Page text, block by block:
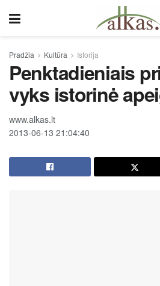
Pradžia Kultūra Istorija
Penktadieniais
vyks istorinė
www.alkas.lt
2013-06-13 21:04:40